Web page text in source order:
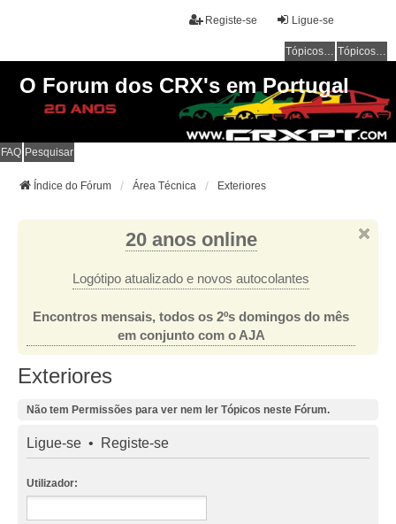
Ligue-se
Registe-se
Tópicos sem resposta Tópicos ativos
O Forum dos CRX's em Portugal
FAQ Pesquisar
Índice do Fórum Área Técnica Exteriores
20 anos online
Logótipo atualizado e novos autocolantes
Encontros mensais, todos os 2ºs domingos do mês
em conjunto com o AJA
Exteriores
Não tem Permissões para ver nem ler Tópicos neste Fórum.
Ligue-se • Registe-se
Utilizador: